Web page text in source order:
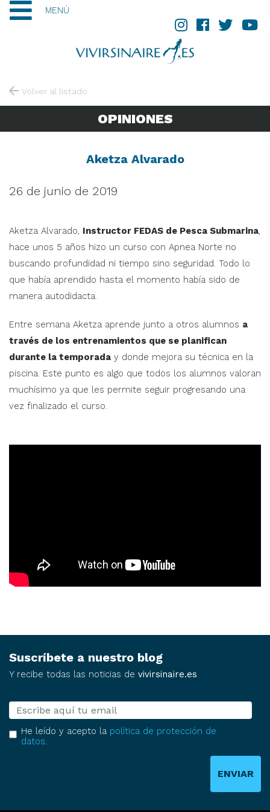
MENÚ
Volver al listado
OPINIONES
Aketza Alvarado
26 de junio de 2019
Aketza Alvarado, Instructor FEDAS de Pesca Submarina
hace unos 5 años hizo un curso con Apnea Norte no
buscando profundidad ni tiempo sino seguridad. Todo lo
que había aprendido hasta el momento había sido de
manera autodidacta.
Entre semana Aketza aprende junto a otros alumnos a
través de los entrenamientos que se planifican
durante la temporada y donde mejora su técnica en la
piscina. Este punto es algo que todos los alumnos valoran
muchísimo ya que les permite seguir progresando una
vez finalizado el curso.
Suscríbete a nuestro blog
Y recibe todas las noticias de vivirsinaire.es
E-mail
He leído y acepto la política de protección de
datos.
ENVIAR